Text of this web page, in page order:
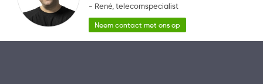
- René, telecomspecialist
Neem contact met ons op